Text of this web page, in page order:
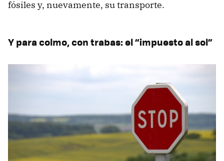
fósiles y, nuevamente, su transporte.
Y para colmo, con trabas: el “impuesto al sol”